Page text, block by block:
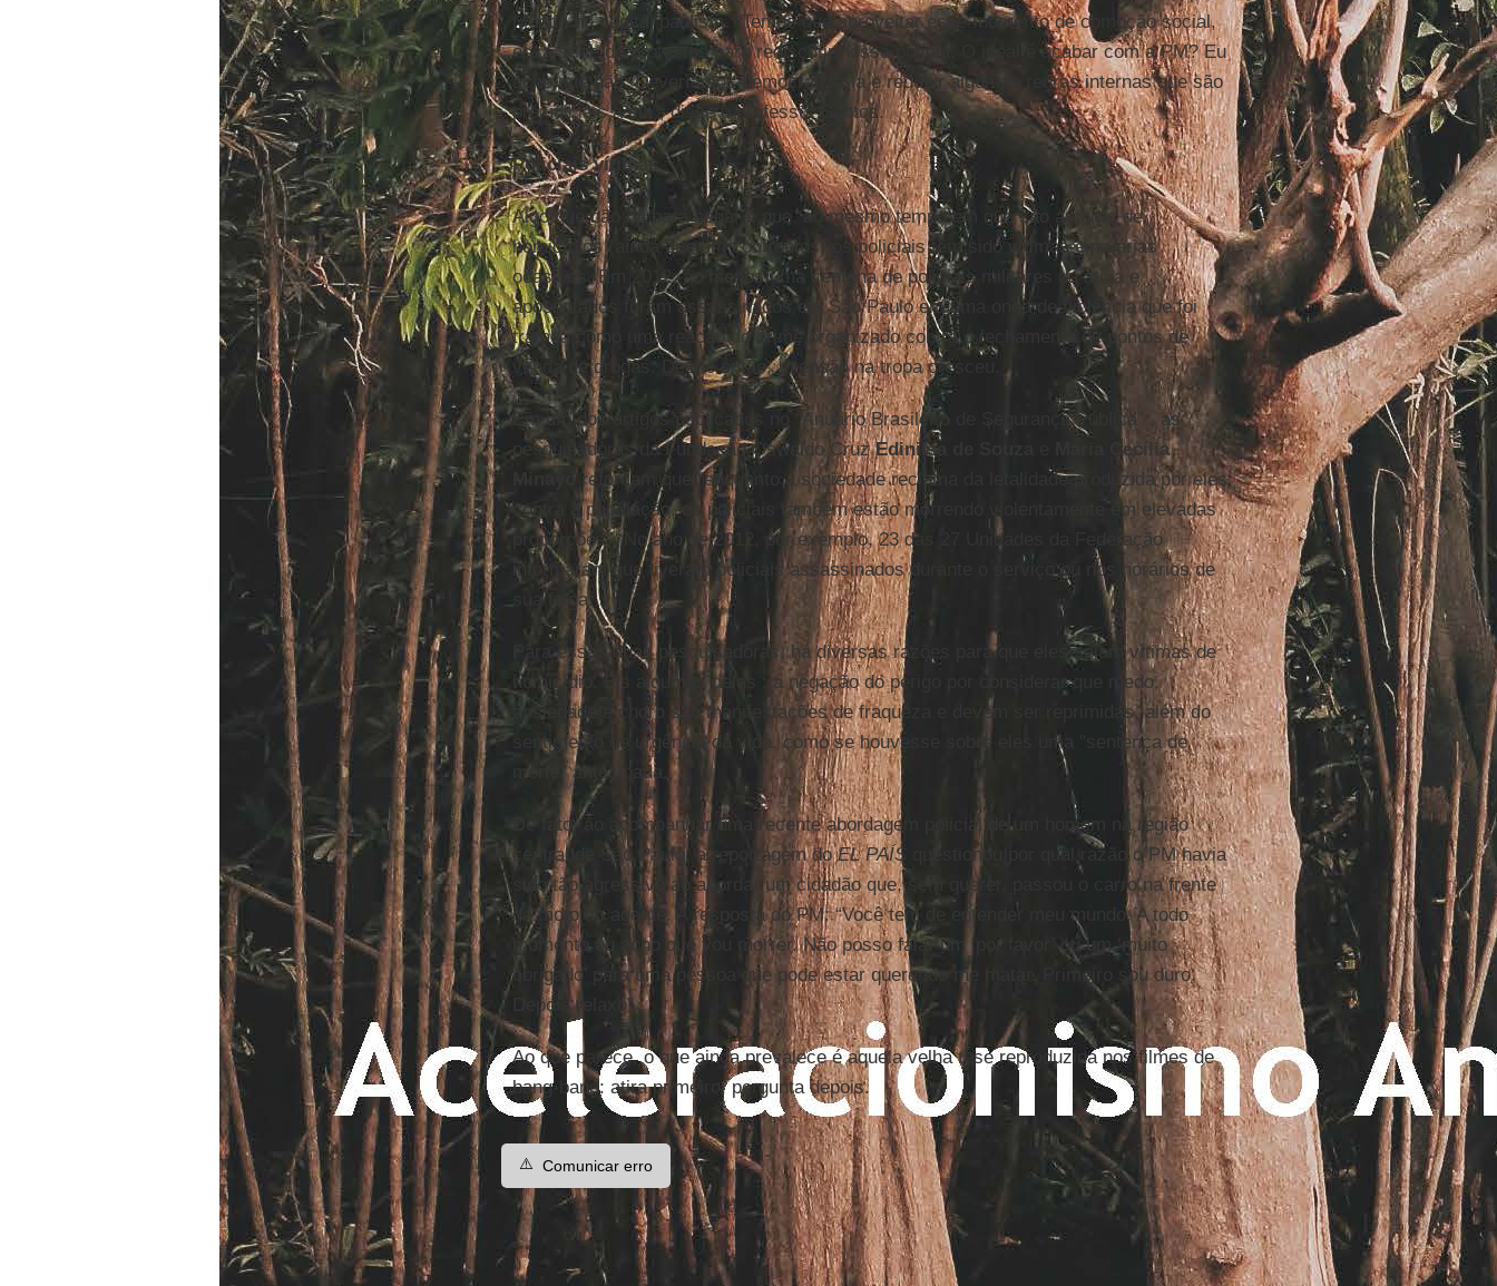
Mundo na capital paulista. “Temos que aproveitar esse momento de comoção social,
essa série de protestos para rediscutir nossa polícia. O ideal é acabar com a PM? Eu
acho que não. Deveríamos democratizá-la e reduzir algumas regras internas que são
prejudiciais a ela”, disse o professor Santos.
Policiais vítimas
Algo que não dá para negar é que, ao mesmo tempo em que são autores de
homicídios (ainda que em confrontos) os policiais têm sido vítimas em várias
ocasiões. Em 2012, ao menos uma centena de policiais militares da ativa e
aposentados foram assassinados em São Paulo em uma onda de violência que foi
tratada como uma reação do crime organizado contra o fechamento de pontos de
venda de drogas. Desde então, a tensão na tropa cresceu.
Em um dos artigos publicados no “Anuário Brasileiro de Segurança Pública” , as
pesquisadoras da Fundação Oswaldo CruzEdinilsa de Souza
Maria Cecília
Minayoreforçam que “enquanto a sociedade reclama da letalidade produzida por eles
contra a população, os policiais também estão morrendo violentamente em elevadas
proporções”. No ano de 2012, por exemplo, 23 das 27 Unidades da Federação
informaram que tiveram policiais assassinados durante o serviço ou nos horários de
sua folga.
Para essas duas pesquisadoras, há diversas razões para que eles sejam vítimas de
homicídio. Eis algumas delas : a negação do perigo por considerar que medo,
ansiedade e choro são manifestações de fraqueza e devem ser reprimidas, além do
sentimento de urgência da vida, como se houvesse sobre eles uma "sentença de
morte” antecipada.
De fato, ao acompanhar uma recente abordagem policial de um homem na região
central de São Paulo, a reportagem doEL PAÍS
questionou por qual razão o PM havia
sido tão agressivo ao abordar um cidadão que, sem querer, passou o carro na frente
da moto do agente. A resposta do PM: “Você tem de entender meu mundo. A todo
momento eu acho que vou morrer. Não posso falar um ‘por favor’ ou um ‘muito
obrigado’ para uma pessoa que pode estar querendo me matar. Primeiro sou duro.
Depois relaxo”.
Ao que parece, o que ainda prevalece é aquela velha tese reproduzida nos filmes de
bang-bang: atira primeiro, pergunta depois.
⚠️ Comunicar erro